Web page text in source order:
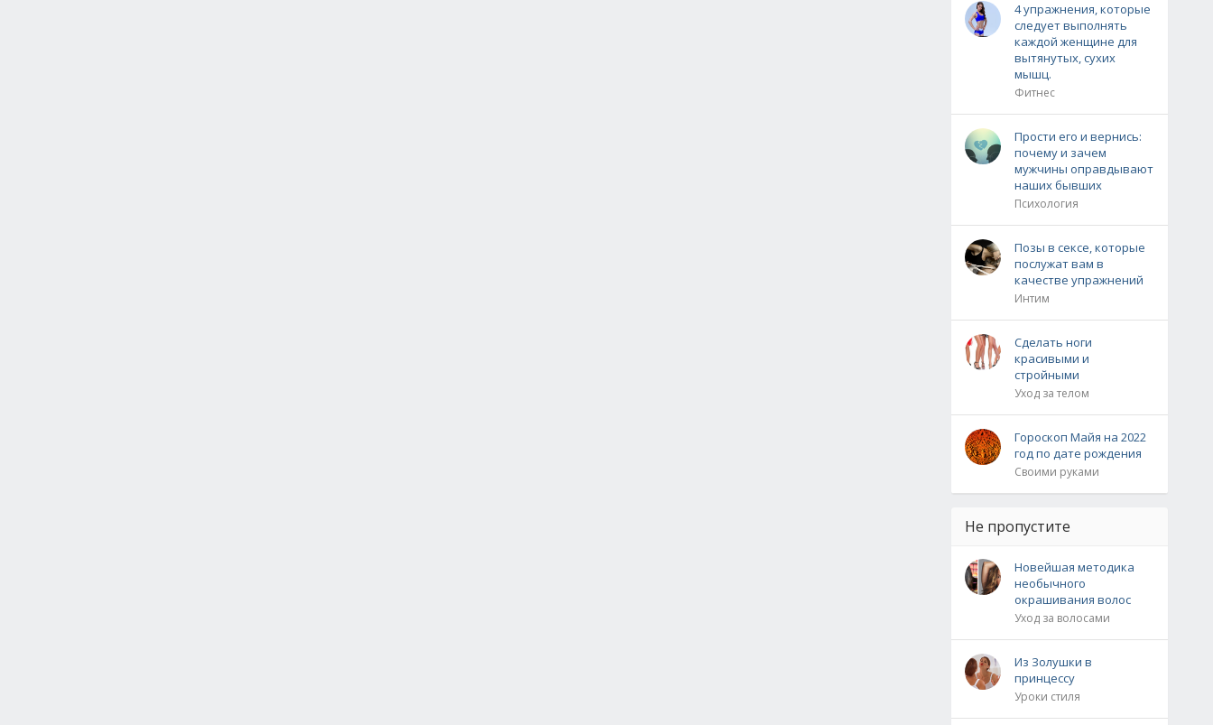
4 упражнения, которые
следует выполнять
каждой женщине для
вытянутых, сухих
мышц.
Фитнес
Прости его и вернись:
почему и зачем
мужчины оправдывают
наших бывших
Психология
Позы в сексе, которые
послужат вам в
качестве упражнений
Интим
Сделать ноги
красивыми и
стройными
Уход за телом
Гороскоп Майя на 2022
год по дате рождения
Своими руками
Не пропустите
Новейшая методика
необычного
окрашивания волос
Уход за волосами
Из Золушки в
принцессу
Уроки стиля